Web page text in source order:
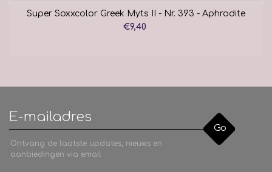
Super Soxxcolor Greek Myts II - Nr. 393 - Aphrodite
€9,40
Go
Ontvang de laatste updates, nieuws en
aanbiedingen via email